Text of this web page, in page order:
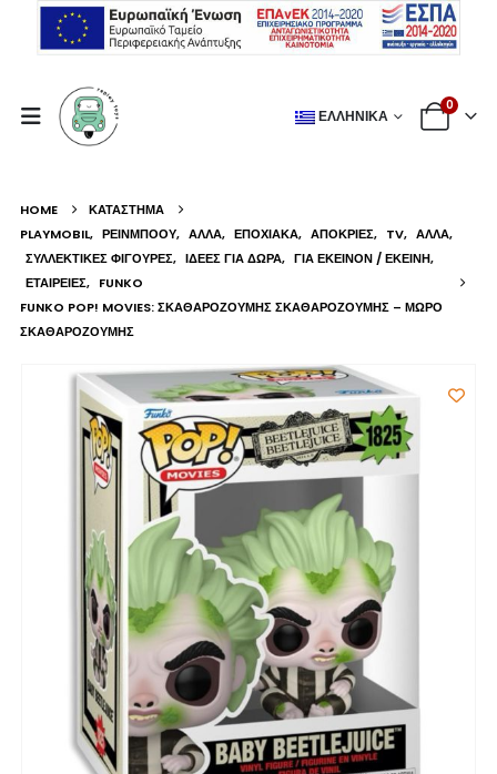
ΕΛΛΗΝΙΚΆ
0
HOME
ΚΑΤΆΣΤΗΜΑ
PLAYMOBIL, ΡΕΙΝΜΠΟΟΥ, ΆΛΛΑ, ΕΠΟΧΙΑΚΆ, ΑΠΌΚΡΙΕΣ, TV, ΆΛΛΑ,
ΣΥΛΛΕΚΤΙΚΈΣ ΦΙΓΟΎΡΕΣ, ΙΔΈΕΣ ΓΙΑ ΔΏΡΑ, ΓΙΑ ΕΚΕΊΝΟΝ / ΕΚΕΊΝΗ,
ΕΤΑΙΡΕΊΕΣ, FUNKO
FUNKO POP! MOVIES: ΣΚΑΘΑΡΟΖΟΎΜΗΣ ΣΚΑΘΑΡΟΖΟΎΜΗΣ – ΜΩΡΌ
ΣΚΑΘΑΡΟΖΟΎΜΗΣ